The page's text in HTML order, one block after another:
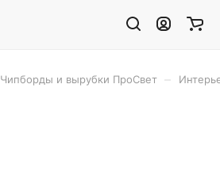
Чипборды и вырубки ПроСвет